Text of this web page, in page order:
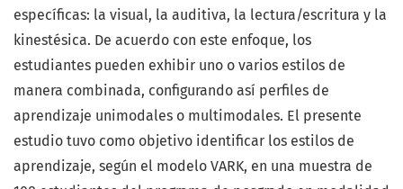
específicas: la visual, la auditiva, la lectura/escritura y la
kinestésica. De acuerdo con este enfoque, los
estudiantes pueden exhibir uno o varios estilos de
manera combinada, configurando así perfiles de
aprendizaje unimodales o multimodales. El presente
estudio tuvo como objetivo identificar los estilos de
aprendizaje, según el modelo VARK, en una muestra de